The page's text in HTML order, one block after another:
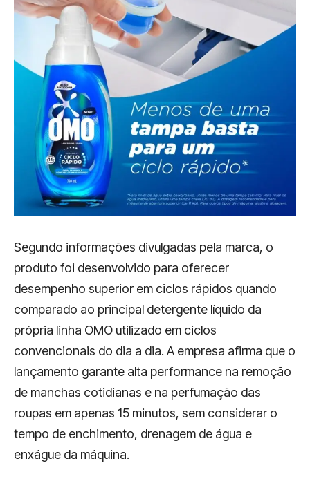
Segundo informações divulgadas pela marca, o
produto foi desenvolvido para oferecer
desempenho superior em ciclos rápidos quando
comparado ao principal detergente líquido da
própria linha OMO utilizado em ciclos
convencionais do dia a dia. A empresa afirma que o
lançamento garante alta performance na remoção
de manchas cotidianas e na perfumação das
roupas em apenas 15 minutos, sem considerar o
tempo de enchimento, drenagem de água e
enxágue da máquina.